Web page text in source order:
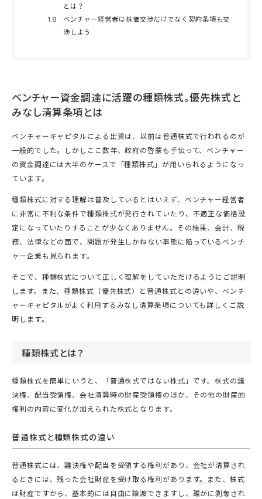
とは？
1.8
ベンチャー経営者は株価交渉だけでなく契約条項も交
渉しよう
ベンチャー資金調達に活躍の種類株式。優先株式と
みなし清算条項とは
ベンチャーキャピタルによる出資は、以前は普通株式で行われるのが
一般的でした。しかしここ数年、政府の啓蒙も手伝って、ベンチャー
の資金調達には大半のケースで「種類株式」が用いられるようになっ
ています。
種類株式に対する理解は普及しているとはいえず、ベンチャー経営者
に非常に不利な条件で種類株式が発行されていたり、不適正な価格設
定になっていたりすることが少なくありません。その結果、会計、税
務、法律などの面で、問題が発生しかねない事態に陥っているベンチ
ャー企業も見られます。
そこで、種類株式について正しく理解をしていただけるようにご説明
します。また、種類株式（優先株式）と普通株式との違いや、ベンチ
ャーキャピタルがよく利用するみなし清算条項についても詳しくご説
明します。
種類株式とは？
種類株式を簡単にいうと、「普通株式ではない株式」です。株式の議
決権、配当受領権、会社清算時の財産受領権のほか、その他の財産的
権利の内容に変化が加えられた株式となります。
普通株式と種類株式の違い
普通株式には、議決権や配当を受領する権利があり、会社が清算され
るときには、残った会社財産を受け取る権利があります。また、株式
は財産ですから、基本的には自由に譲渡できますし、誰かに剥奪され